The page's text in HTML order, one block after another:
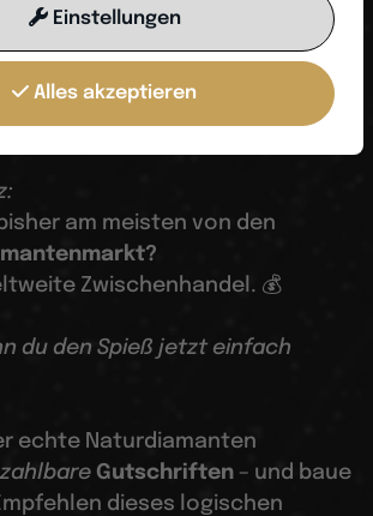
zu
am meisten von den
Zwischenhandel. 💰
du den Spieß jetzt einfach
echte Naturdiamanten
Gutschriften – und baue
dieses logischen
Einstellungen
Alles akzeptieren